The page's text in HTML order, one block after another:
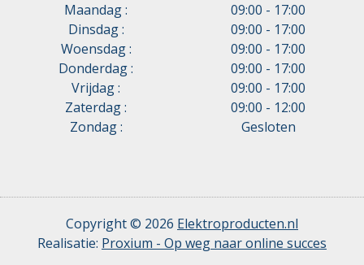
Maandag :
09:00 - 17:00
Dinsdag :
09:00 - 17:00
Woensdag :
09:00 - 17:00
Donderdag :
09:00 - 17:00
Vrijdag :
09:00 - 17:00
Zaterdag :
09:00 - 12:00
Zondag :
Gesloten
Copyright © 2026 Elektroproducten.nl
Realisatie: Proxium - Op weg naar online succes